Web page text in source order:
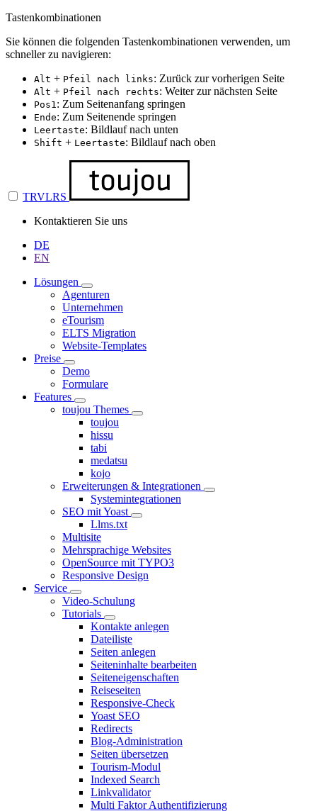
Tastenkombinationen
Sie können die folgenden Tastenkombinationen verwenden, um
schneller zu navigieren:
Alt + Pfeil nach links: Zurück zur vorherigen Seite
Alt + Pfeil nach rechts: Weiter zur nächsten Seite
Pos1: Zum Seitenanfang springen
Ende: Zum Seitenende springen
Leertaste: Bildlauf nach unten
Shift + Leertaste: Bildlauf nach oben
TRVLRS
Kontaktieren Sie uns
DE
EN
Lösungen
Agenturen
Unternehmen
eTourism
ELTS Migration
Website-Templates
Preise
Demo
Formulare
Features
toujou Themes
toujou
hissu
tabi
medatsu
kojo
Erweiterungen & Integrationen
Systemintegrationen
SEO mit Yoast
Llms.txt
Multisite
Mehrsprachige Websites
OpenSource mit TYPO3
Responsive Design
Service
Video-Schulung
Tutorials
Kontakte anlegen
Dateiliste
Seiten anlegen
Seiteninhalte bearbeiten
Seiteneigenschaften
Reiseseiten
Responsive-Check
Yoast SEO
Redirects
Blog-Administration
Seiten übersetzen
Tourism-Modul
Indexed Search
Linkvalidator
Multi Faktor Authentifizierung